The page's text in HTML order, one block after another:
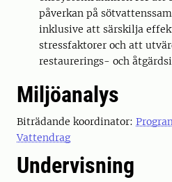
påverkan på
inklusive att särskilja
stressfaktorer och att
restaurerings- och
Miljöanalys
Biträdande koordinator:
Vattendrag
Undervisning